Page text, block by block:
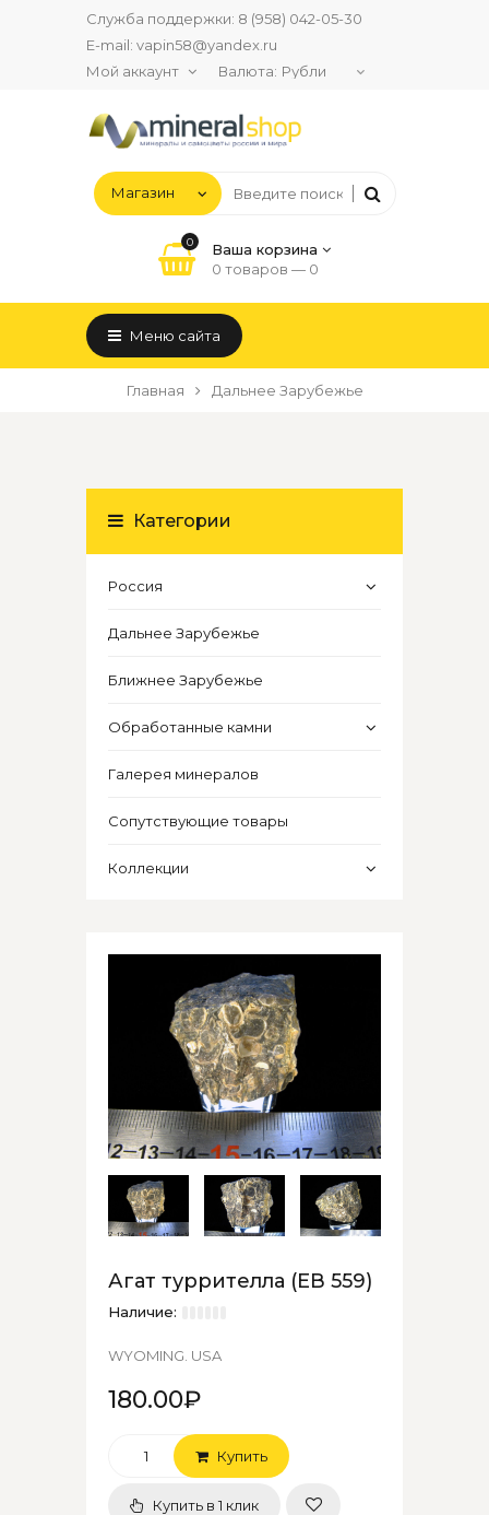
Служба поддержки: 8 (958) 042-05-30
E-mail: vapin58@yandex.ru
Мой аккаунт
Валюта:
0
Ваша корзина
0 товаров — 0
Меню сайта
Главная Дальнее Зарубежье
Категории
Россия
Дальнее Зарубежье
Ближнее Зарубежье
Обработанные камни
Галерея минералов
Сопутствующие товары
Коллекции
Агат туррителла (ЕВ 559)
Наличие:
WYOMING. USA
180.00₽
Купить
Купить в 1 клик